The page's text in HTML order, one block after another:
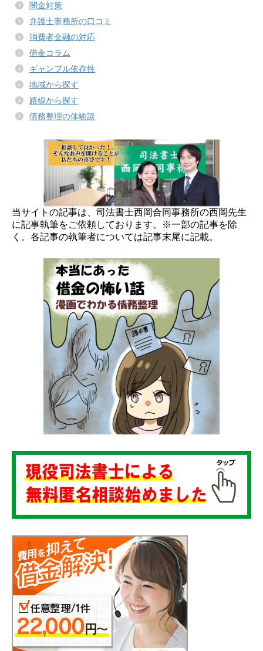
闇金対策
弁護士事務所の口コミ
消費者金融の対応
借金コラム
ギャンブル依存性
地域から探す
路線から探す
債務整理の体験談
当サイトの記事は、司法書士西岡合同事務所の西岡先生
に記事執筆をご依頼しております。※一部の記事を除
く。各記事の執筆者については記事末尾に記載。